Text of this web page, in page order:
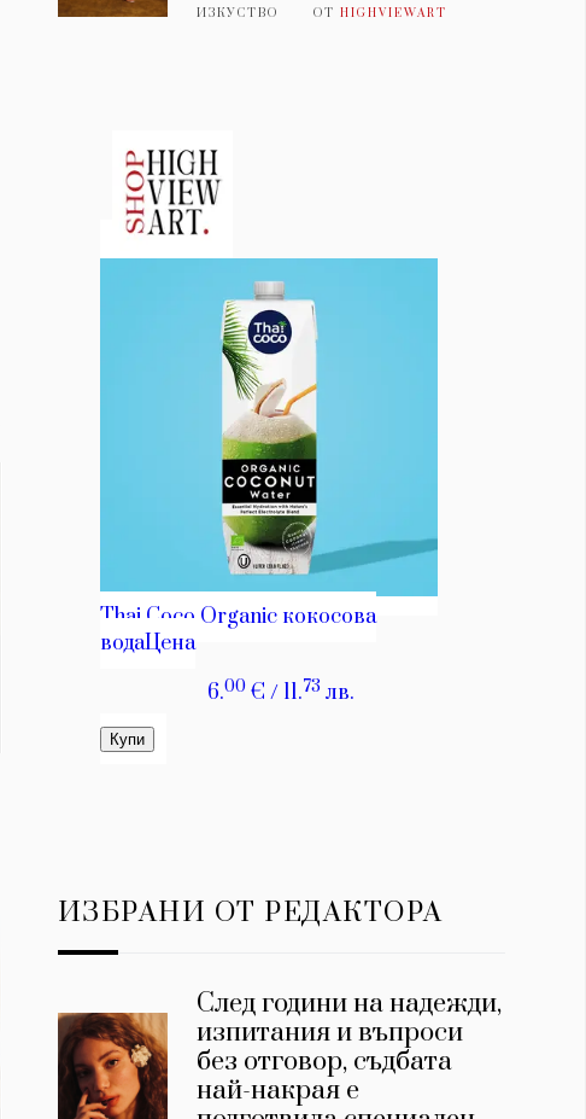
ИЗКУСТВО ОТHIGHVIEWART
ИЗБРАНИ ОТ РЕДАКТОРА
След години на надежди,
изпитания и въпроси
без отговор, съдбата
най-накрая е